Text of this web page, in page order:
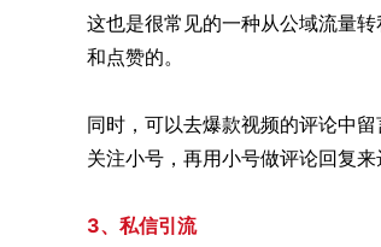
这也是很常见的一种从公域流量
和点赞的。
同时，可以去爆款视频的评论中
关注小号，再用小号做评论回复来
3、私信引流